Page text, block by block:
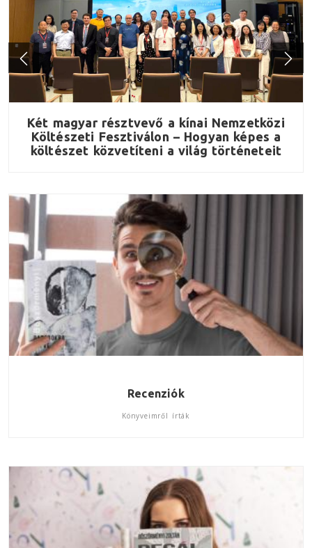
Két magyar résztvevő a kínai Nemzetközi
Költészeti Fesztiválon – Hogyan képes a
költészet közvetíteni a világ történeteit
Recenziók
Könyveimről írták